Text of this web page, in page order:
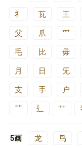
礻 瓦 王
父 爪 爫
毛 比 毋
月 日 旡
支 手 户
⺿ ⻍ 艹
5画 龙 鸟